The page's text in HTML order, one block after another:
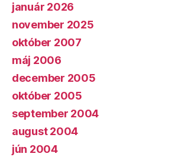
január 2026
november 2025
október 2007
máj 2006
december 2005
október 2005
september 2004
august 2004
jún 2004